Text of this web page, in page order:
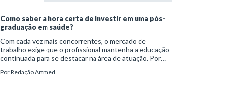
Como saber a hora certa de investir em uma pós-
graduação em saúde?
Com cada vez mais concorrentes, o mercado de
trabalho exige que o profissional mantenha a educação
continuada para se destacar na área de atuação. Por
é a melhor forma de estar bem colocado nesse
PorRedação Artmed